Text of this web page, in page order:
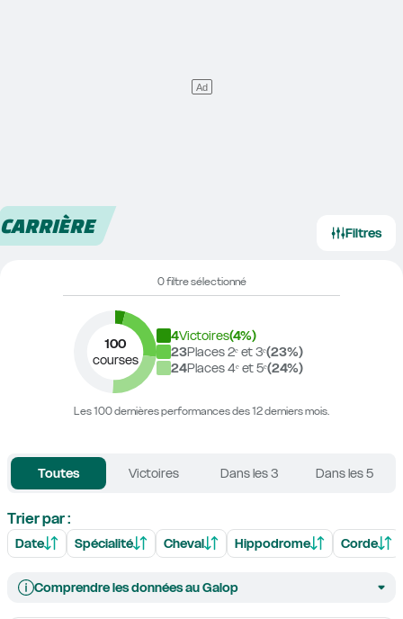
CARRIÈRE Filtres
0 filtre sélectionné
100
courses
4Victoires(4%)
23Places 2ᵉ et 3ᵉ(23%)
24Places 4ᵉ et 5ᵉ(24%)
Les 100 dernières performances des 12 derniers mois.
Toutes Victoires Dans les 3 Dans les 5
Trier par :
Date Spécialité Cheval Hippodrome Corde
Comprendre les données au Galop